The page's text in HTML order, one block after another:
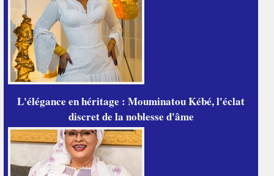
L'élégance en héritage : Mouminatou Kébé, l'éclat
discret de la noblesse d'âme